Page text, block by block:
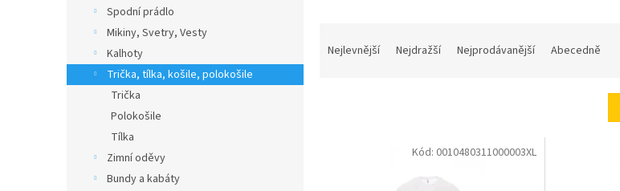
Spodní prádlo
Mikiny, Svetry, Vesty
Kalhoty
Trička, tílka, košile, polokošile
Trička
Polokošile
Tílka
Zimní oděvy
Bundy a kabáty
Nejlevnější Nejdražší Nejprodávanější Abecedně
Kód: 0010480311000003XL